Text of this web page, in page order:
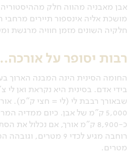
אבן מאבניה מהווה חלק
מושכת אליה אינספור תיירים מרחבי
חלקיה השונים מזמן חוויה מרגשת
רבות יסופר על
החומה הסינית הינה המבנה הארוך
בידי אדם. בסינית היא נקראת ואן לי
שבאורך רבבת לי (לי = חצי ק"מ).
5,000 ק"מ של אבן. כיום ממדיה
כ-8,900 ק"מ אורך, אם נכלול את
מטרים.